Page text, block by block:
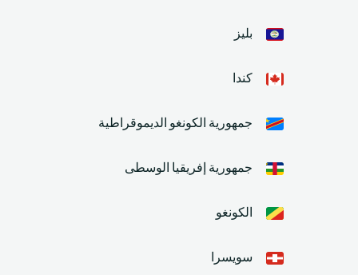
بليز
كندا
جمهورية الكونغو الديموقراطية
جمهورية إفريقيا الوسطى
الكونغو
سويسرا